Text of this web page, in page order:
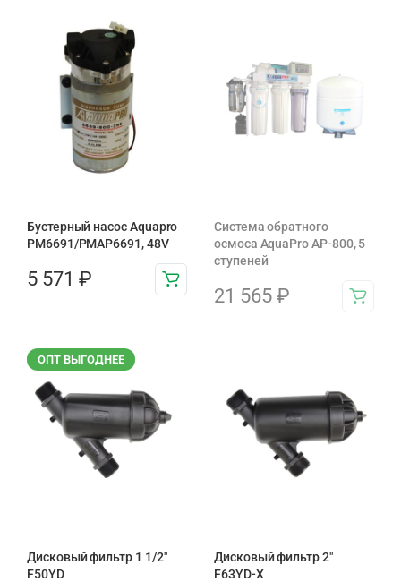
Бустерный насос Aquapro
PM6691/PMAP6691, 48V
5 571 ₽
Система обратного
осмоса AquaPro AP-800, 5
ступеней
21 565 ₽
ОПТ ВЫГОДНЕЕ
Дисковый фильтр 1 1/2"
F50YD
Дисковый фильтр 2"
F63YD-X